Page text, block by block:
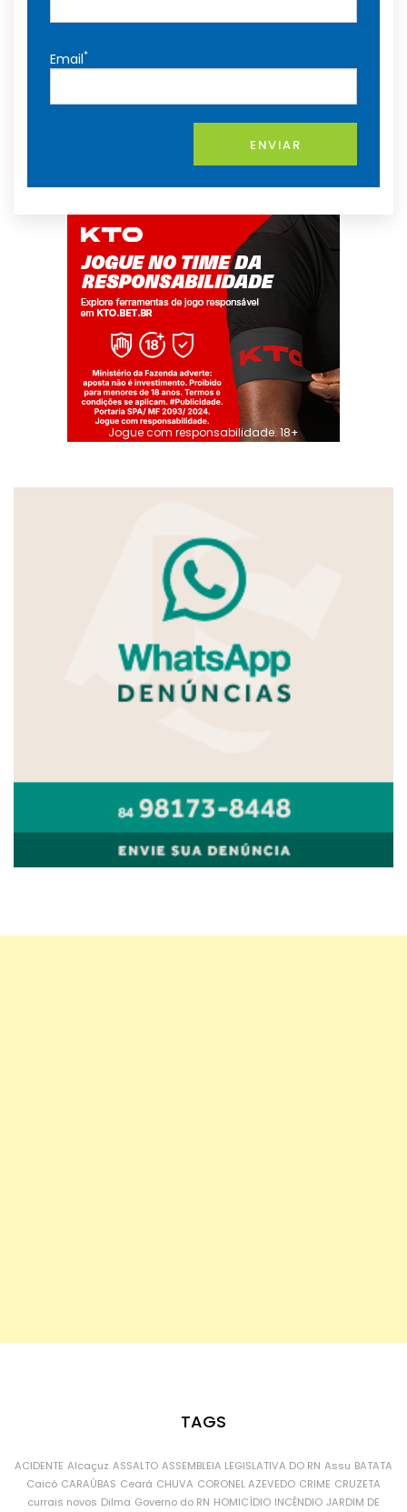
Email*
ENVIAR
Jogue com responsabilidade. 18+
TAGS
ACIDENTE Alcaçuz ASSALTO ASSEMBLEIA LEGISLATIVA DO RN Assu BATATA
Caicó CARAÚBAS Ceará CHUVA CORONEL AZEVEDO CRIME CRUZETA
currais novos Dilma Governo do RN HOMICÍDIO INCÊNDIO JARDIM DE